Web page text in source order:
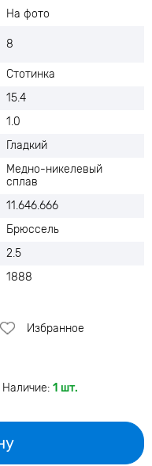
На фото
8
Стотинка
15.4
1.0
Гладкий
Медно-никелевый
сплав
11.646.666
Брюссель
2.5
1888
Избранное
Наличие: 1 шт.